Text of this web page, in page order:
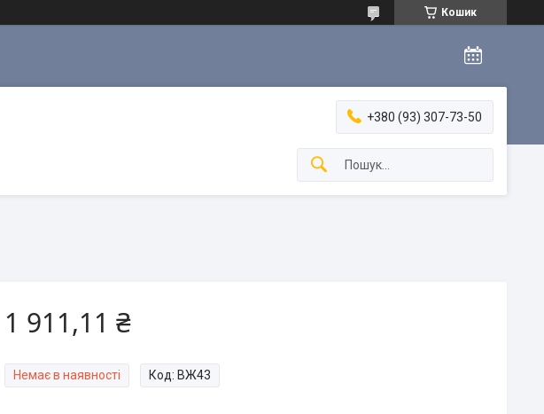
Кошик
+380 (93) 307-73-50
1 911,11 ₴
Немає в наявності Код: ВЖ43